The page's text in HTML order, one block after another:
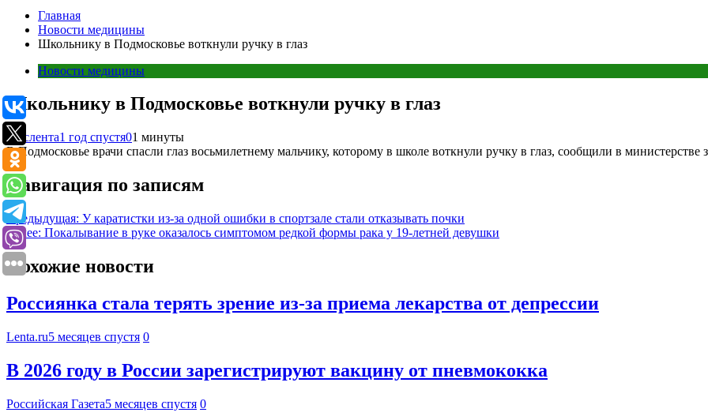
Главная
Новости медицины
Школьнику в Подмосковье воткнули ручку в глаз
Новости медицины
Школьнику в Подмосковье воткнули ручку в глаз
Мослента1 год спустя01 минуты
В Подмосковье врачи спасли глаз восьмилетнему мальчику, которому в школе воткнули ручку в глаз, сообщили в министерстве
Навигация по записям
Предыдущая: У каратистки из-за одной ошибки в спортзале стали отказывать почки
Далее: Покалывание в руке оказалось симптомом редкой формы рака у 19-летней девушки
Похожие новости
Россиянка стала терять зрение из-за приема лекарства от депрессии
Lenta.ru5 месяцев спустя 0
В 2026 году в России зарегистрируют вакцину от пневмококка
Российская Газета5 месяцев спустя 0